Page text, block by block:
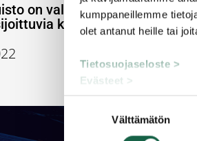
kumppaneillemme
olet antanut heille tai
Tietosuojaseloste >
Evästeet >
Suostumuksen
Välttämätön
on valmis houkuttelemaan
kiertotalouden